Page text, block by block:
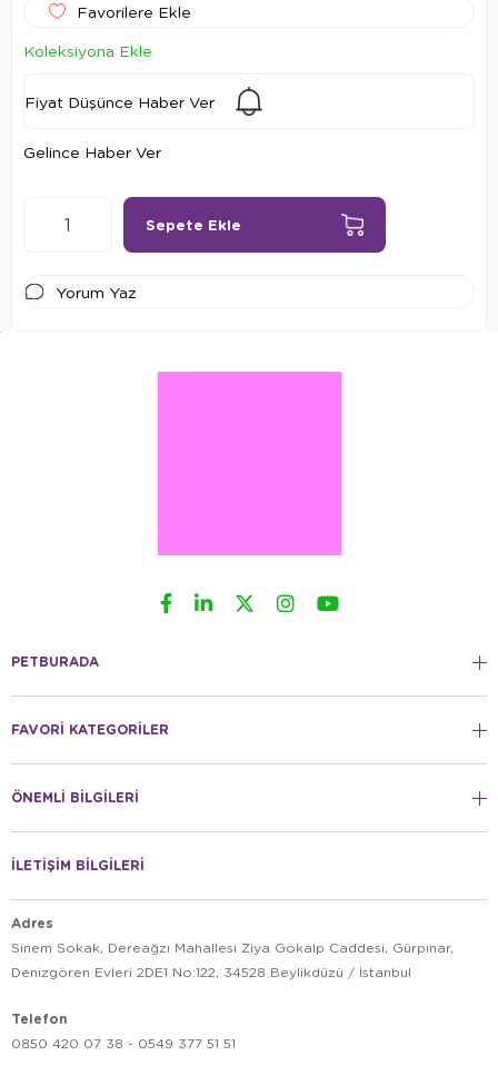
Favorilere Ekle
Koleksiyona Ekle
Fiyat Düşünce Haber Ver
Gelince Haber Ver
Yorum Yaz
PETBURADA
FAVORİ KATEGORİLER
ÖNEMLİ BİLGİLERİ
İLETİŞİM BİLGİLERİ
Adres
Sinem Sokak, Dereağzı Mahallesi Ziya Gökalp Caddesi, Gürpınar,
Denizgören Evleri 2DE1 No:122, 34528 Beylikdüzü / İstanbul
Telefon
0850 420 07 38 - 0549 377 51 51